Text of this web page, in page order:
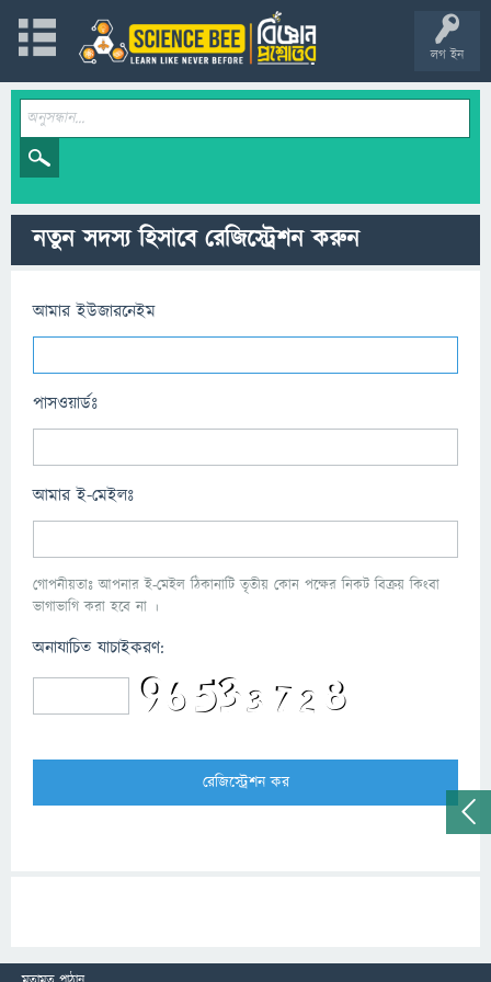
লগ ইন
নতুন সদস্য হিসাবে রেজিস্ট্রেশন করুন
আমার ইউজারনেইম
পাসওয়ার্ডঃ
আমার ই-মেইলঃ
গোপনীয়তাঃ আপনার ই-মেইল ঠিকানাটি তৃতীয় কোন পক্ষের নিকট বিক্রয় কিংবা
ভাগাভাগি করা হবে না ।
অনাযাচিত যাচাইকরণ: